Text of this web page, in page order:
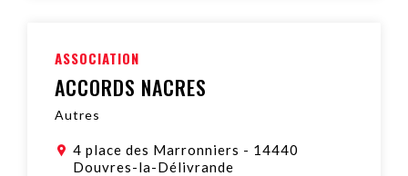
ASSOCIATION
ACCORDS NACRES
Autres
4 place des Marronniers - 14440
Douvres-la-Délivrande